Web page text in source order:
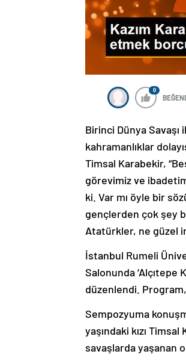
0
Birinci Dünya Savaşı
kahramanlıklar
Timsal Karabekir,
görevimiz ve
ki. Var mı öyle bir
gençlerden çok şey
Atatürkler, ne güzel
İstanbul Rumeli
Salonunda ‘Alçıtepe
düzenlendi. Program,
Sempozyuma
yaşındaki kızı
savaşlarda yaşanan